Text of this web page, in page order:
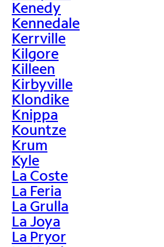
Kenedy
Kennedale
Kerrville
Kilgore
Killeen
Kirbyville
Klondike
Knippa
Kountze
Krum
Kyle
La Coste
La Feria
La Grulla
La Joya
La Pryor